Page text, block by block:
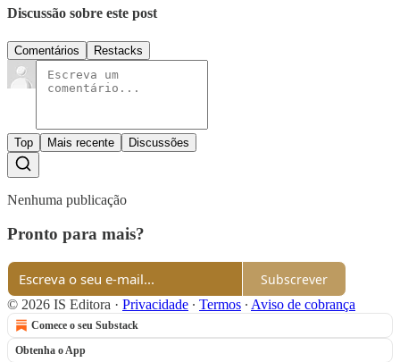
Discussão sobre este post
Comentários Restacks
Top Mais recente Discussões
Nenhuma publicação
Pronto para mais?
Subscrever
© 2026 IS Editora · Privacidade ∙ Termos ∙ Aviso de cobrança
Comece o seu Substack
Obtenha o App